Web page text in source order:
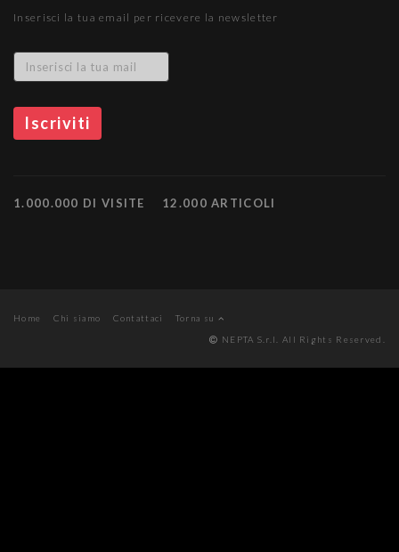
Inserisci la tua email per ricevere la newsletter
1.000.000 DI VISITE 12.000 ARTICOLI
Home Chi siamo Contattaci
Torna su
NEPTA S.r.l. All Rights Reserved.